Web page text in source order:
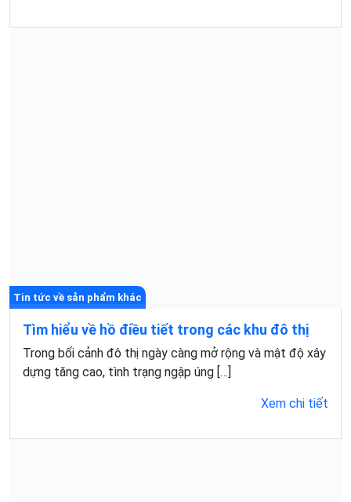
Tin tức về sản phẩm khác
Tìm hiểu về hồ điều tiết trong các khu đô thị
Trong bối cảnh đô thị ngày càng mở rộng và mật độ xây
dựng tăng cao, tình trạng ngập úng […]
Xem chi tiết